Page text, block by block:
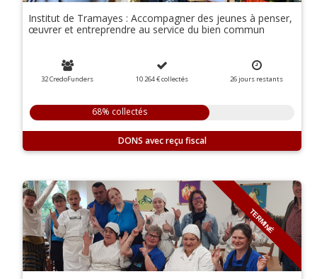
Institut de Tramayes : Accompagner des jeunes à penser,
œuvrer et entreprendre au service du bien commun
32 CredoFunders 10 264 €collectés 26jours restants
68% collectés
DONS
TERMINÉ